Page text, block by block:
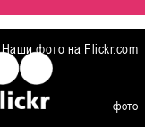
Наши фото на Flickr.com
фото